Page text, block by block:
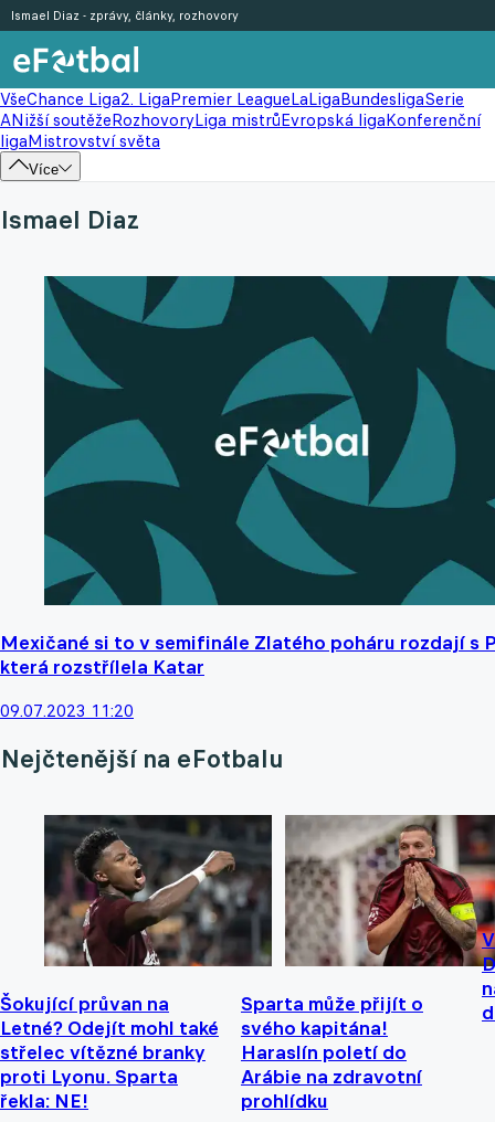
VšeChance Liga2. LigaPremier LeagueLaLigaBundesligaSerie
ANižší soutěžeRozhovoryLiga mistrůEvropská ligaKonferenční
ligaMistrovství světa
Více
Ismael Diaz - zprávy, články, rozhovory
Ismael Diaz
Mexičané si to v semifinále Zlatého poháru rozdají s
která rozstřílela Katar
09.07.2023 11:20
Nejčtenější na eFotbalu
Šokující průvan na
Letné? Odejít mohl také
střelec vítězné branky
proti Lyonu. Sparta
řekla: NE!
Sparta může přijít o
svého kapitána!
Haraslín poletí do
Arábie na zdravotní
prohlídku